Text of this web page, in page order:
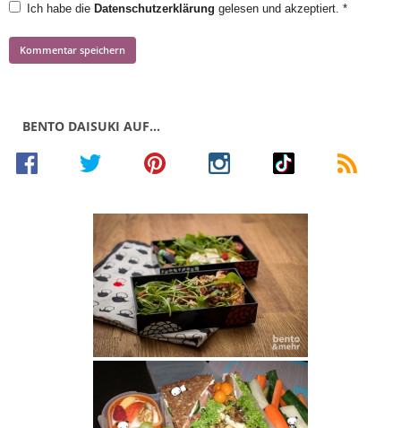
Ich habe die Datenschutzerklärung gelesen und akzeptiert. *
BENTO DAISUKI AUF…